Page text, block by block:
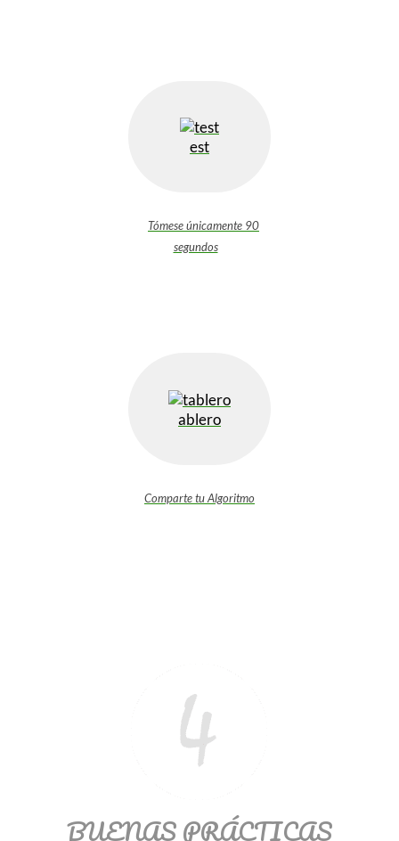
est
Tómese únicamente 90
segundos
ablero
Comparte tu Algoritmo
BUENAS PRÁCTICAS